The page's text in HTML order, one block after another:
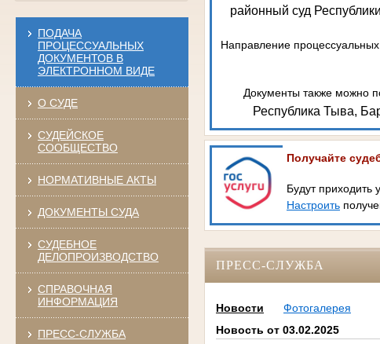
ПОДАЧА
ПРОЦЕССУАЛЬНЫХ
ДОКУМЕНТОВ В
ЭЛЕКТРОННОМ ВИДЕ
О СУДЕ
СУДЕЙСКОЕ
СООБЩЕСТВО
НОРМАТИВНЫЕ АКТЫ
ДОКУМЕНТЫ СУДА
СУДЕБНОЕ
ДЕЛОПРОИЗВОДСТВО
СПРАВОЧНАЯ
ИНФОРМАЦИЯ
ПРЕСС-СЛУЖБА
районный суд
Направление
Документы также можно
Республика Тыва,
Получайте
Будут приходить
Настроить
ПРЕСС-СЛУЖБА
Новости
Фотогалерея
Новость от 03.02.2025